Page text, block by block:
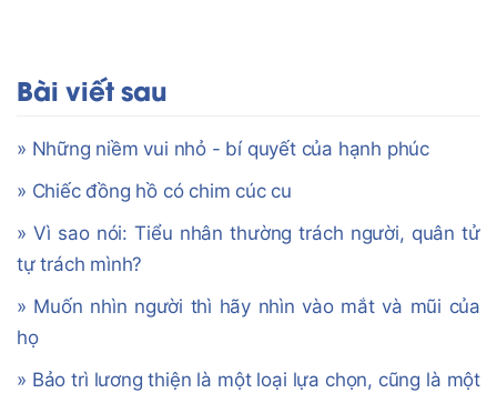
Bài viết sau
» Những niềm vui nhỏ - bí quyết của hạnh phúc
» Chiếc đồng hồ có chim cúc cu
» Vì sao nói: Tiểu nhân thường trách người, quân tử
tự trách mình?
» Muốn nhìn người thì hãy nhìn vào mắt và mũi của
họ
» Bảo trì lương thiện là một loại lựa chọn, cũng là một